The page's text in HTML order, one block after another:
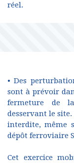
réel.
• Des
sont à prévoir
fermeture de
desservant le
interdite, même
dépôt ferroviaire
Cet exercice